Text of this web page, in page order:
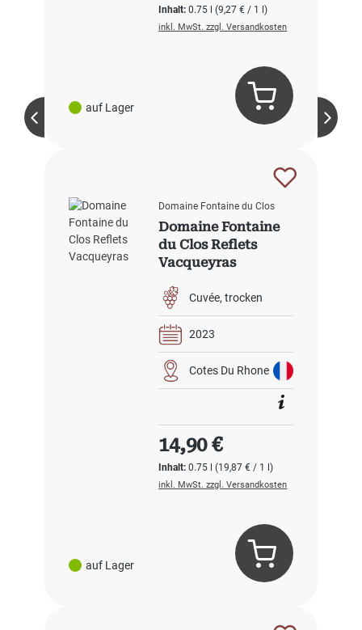
auf Lager
Inhalt:0.75 l(9,27 € / 1 l)
inkl. MwSt. zzgl. Versandkosten
auf Lager
Domaine Fontaine du Clos
Domaine Fontaine
du Clos Reflets
Vacqueyras
Cuvée trocken
2023
Cotes Du Rhone
Inhalt:0.75 l(19,87 € / 1 l)
Regulärer Preis:
14,90 €
inkl. MwSt. zzgl. Versandkosten